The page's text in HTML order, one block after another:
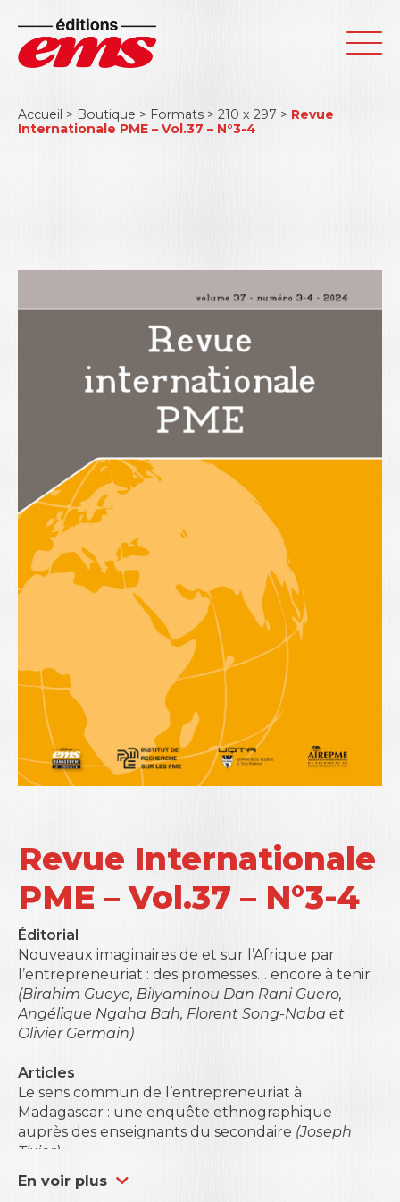
Accueil > Boutique > Formats > 210 x 297 > Revue
Internationale PME – Vol.37 – N°3-4
Revue Internationale
PME – Vol.37 – N°3-4
Éditorial
Nouveaux imaginaires de et sur l’Afrique par
l’entrepreneuriat : des promesses… encore à tenir
(Birahim Gueye, Bilyaminou Dan Rani Guero,
Angélique Ngaha Bah, Florent Song-Naba et
Olivier Germain)
Articles
Le sens commun de l’entrepreneuriat à
Madagascar : une enquête ethnographique
auprès des enseignants du secondaire (Joseph
Tixier)
Vers une vision renouvelée de l’Afrique :
l’entrepreneur de la diaspora et la valuation du
En voir plus